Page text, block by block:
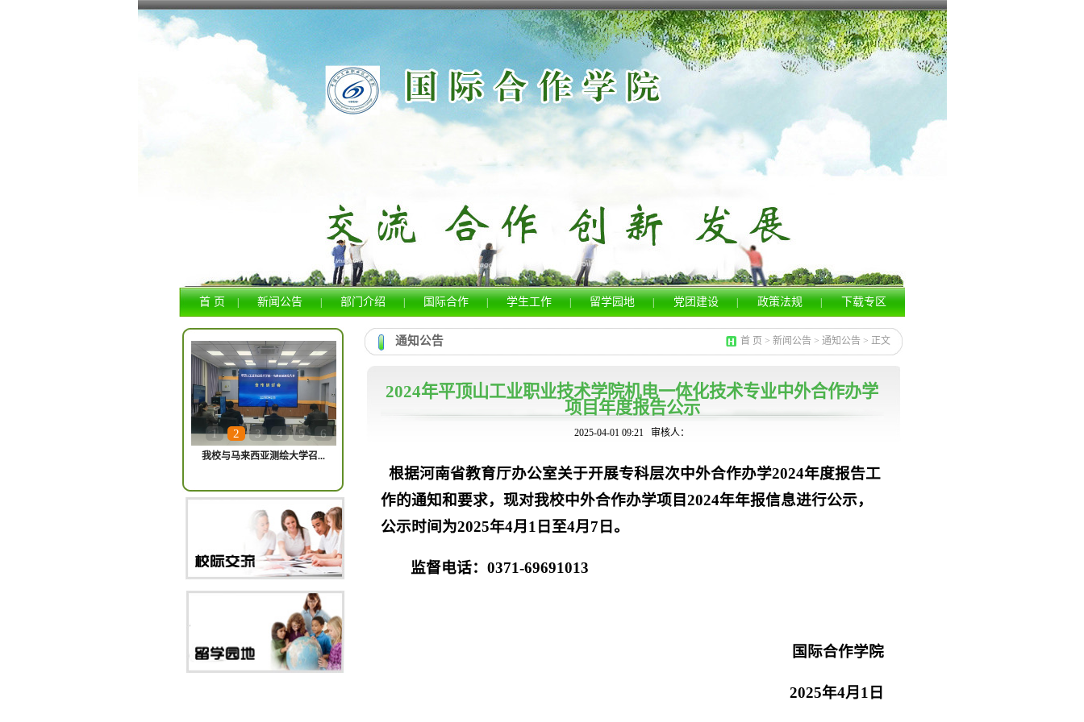
首 页 新闻公告 部门介绍 国际合作 学生工作 留学园地 党团建设 政策法规 下载专区
1 2 3 4 5 6
我校与马来西亚测绘大学召...
通知公告 首 页 > 新闻公告> 通知公告> 正文
2024年平顶山工业职业技术学院机电一体化技术专业中外合作办学
项目年度报告公示
2025-04-01 09:21 审核人：
根据河南省教育厅办公室关于开展专科层次中外合作办学2024年度报告工
作的通知和要求，现对我校中外合作办学项目2024年年报信息进行公示，
公示时间为2025年4月1日至4月7日。
监督电话：0371-69691013
国际合作学院
2025年4月1日